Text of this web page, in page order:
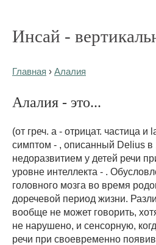
Инсай -
Главная › Алалия
Алалия - это...
(от греч. a - отрицат. частица
симптом - , описанный Delius в
недоразвитием у детей речи
уровне интеллекта - .
головного мозга во время
доречевой период жизни.
вообще не может говорить,
не нарушено, и сенсорную,
речи при своевременно